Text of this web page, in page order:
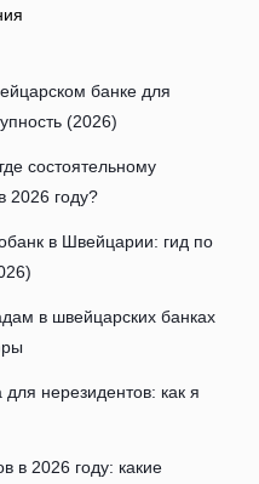
банке для
(2026)
состоятельному
2026 году?
в Швейцарии: гид по
в швейцарских банках
нерезидентов: как я
в 2026 году: какие